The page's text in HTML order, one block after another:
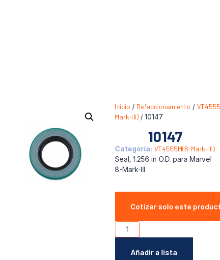
Inicio / Refaccionamiento /
Mark-III) / 10147
10147
Categoría: VT4555M(8-Mark-III)
Seal, 1.256 in O.D. para Marvel
8-Mark-III
Cotizar solo este
Añadir a lista